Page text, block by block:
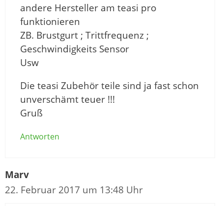
andere Hersteller am teasi pro
funktionieren
ZB. Brustgurt ; Trittfrequenz ;
Geschwindigkeits Sensor
Usw
Die teasi Zubehör teile sind ja fast schon
unverschämt teuer !!!
Gruß
Antworten
Marv
22. Februar 2017 um 13:48 Uhr